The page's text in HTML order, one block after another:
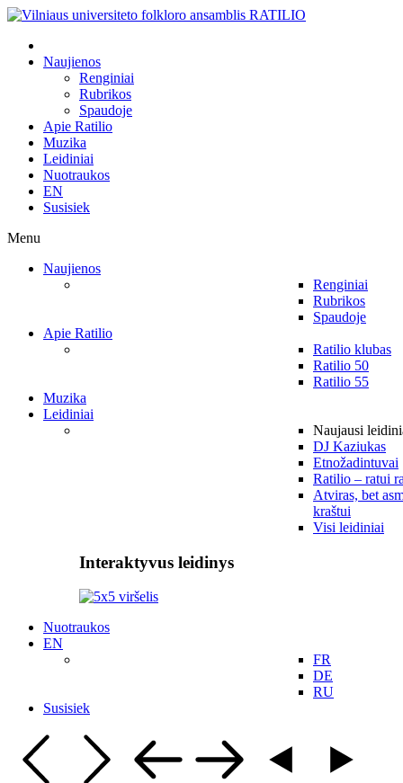
Naujienos
Renginiai
Rubrikos
Spaudoje
Apie Ratilio
Muzika
Leidiniai
Nuotraukos
EN
Susisiek
Menu
Naujienos
Renginiai
Rubrikos
Spaudoje
Apie Ratilio
Ratilio klubas
Ratilio 50
Ratilio 55
Muzika
Leidiniai
Naujausi
DJ Kaziukas
Etnožadintuvai
Ratilio – ratui
Atviras, bet
kraštui
Visi leidiniai
Interaktyvus leidinys
Nuotraukos
EN
FR
DE
RU
Susisiek